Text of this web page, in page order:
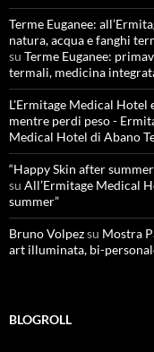
Terme Euganee:
natura, acqua e fanghi
su Terme Euganee:
termali, medicina
L'Ermitage Medical Hotel
mentre perdi peso -
Medical Hotel di Abano
“Happy Skin after
su All’Ermitage Medical
summer”
Bruno Volpezsu Mostra
art illuminata, bi-
BLOGROLL